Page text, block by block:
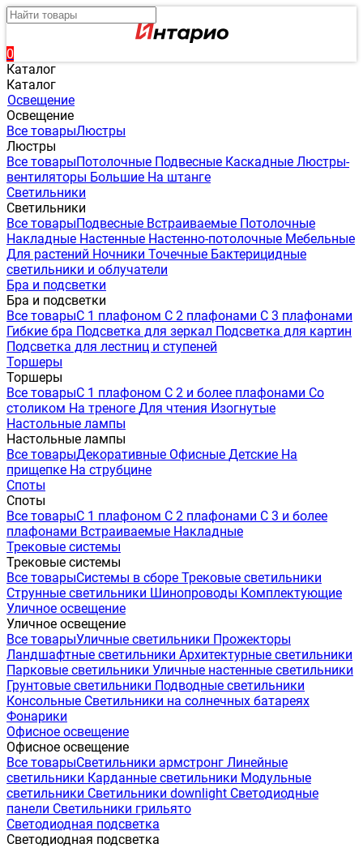
0
Каталог
Каталог
Освещение
Освещение
Все товарыЛюстры
Люстры
Все товарыПотолочные Подвесные Каскадные Люстры-
вентиляторы Большие На штанге
Светильники
Светильники
Все товарыПодвесные Встраиваемые Потолочные
Накладные Настенные Настенно-потолочные Мебельные
Для растений Ночники Точечные Бактерицидные
светильники и облучатели
Бра и подсветки
Бра и подсветки
Все товарыС 1 плафоном С 2 плафонами С 3 плафонами
Гибкие бра Подсветка для зеркал Подсветка для картин
Подсветка для лестниц и ступеней
Торшеры
Торшеры
Все товарыС 1 плафоном С 2 и более плафонами Со
столиком На треноге Для чтения Изогнутые
Настольные лампы
Настольные лампы
Все товарыДекоративные Офисные Детские На
прищепке На струбцине
Споты
Споты
Все товарыС 1 плафоном С 2 плафонами С 3 и более
плафонами Встраиваемые Накладные
Трековые системы
Трековые системы
Все товарыСистемы в сборе Трековые светильники
Струнные светильники Шинопроводы Комплектующие
Уличное освещение
Уличное освещение
Все товарыУличные светильники Прожекторы
Ландшафтные светильники Архитектурные светильники
Парковые светильники Уличные настенные светильники
Грунтовые светильники Подводные светильники
Консольные Светильники на солнечных батареях
Фонарики
Офисное освещение
Офисное освещение
Все товарыСветильники армстронг Линейные
светильники Карданные светильники Модульные
светильники Светильники downlight Светодиодные
панели Светильники грильято
Светодиодная подсветка
Светодиодная подсветка